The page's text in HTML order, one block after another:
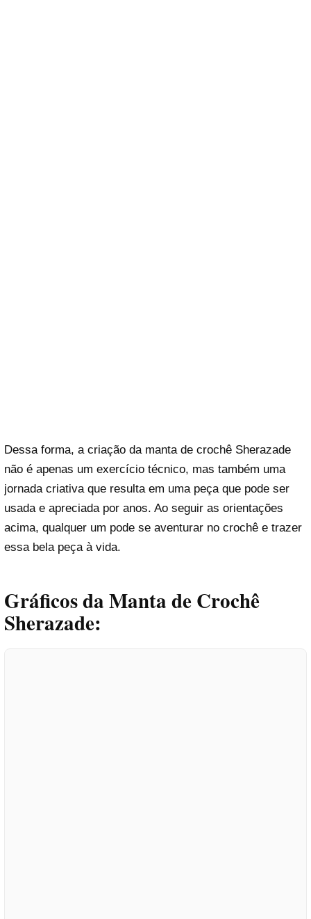
Dessa forma, a criação da manta de crochê Sherazade
não é apenas um exercício técnico, mas também uma
jornada criativa que resulta em uma peça que pode ser
usada e apreciada por anos. Ao seguir as orientações
acima, qualquer um pode se aventurar no crochê e trazer
essa bela peça à vida.
Gráficos da Manta de Crochê
Sherazade: